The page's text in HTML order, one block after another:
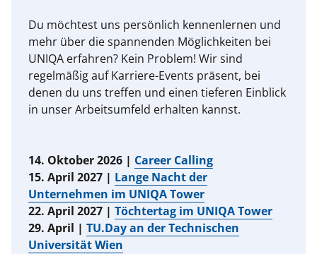
Du möchtest uns persönlich kennenlernen und
mehr über die spannenden Möglichkeiten bei
UNIQA erfahren? Kein Problem! Wir sind
regelmäßig auf Karriere-Events präsent, bei
denen du uns treffen und einen tieferen Einblick
in unser Arbeitsumfeld erhalten kannst.
14. Oktober 2026 | Career Calling
15. April 2027 | Lange Nacht der
Unternehmen im UNIQA Tower
22. April 2027 | Töchtertag im UNIQA Tower
29. April | TU.Day an der Technischen
Universität Wien